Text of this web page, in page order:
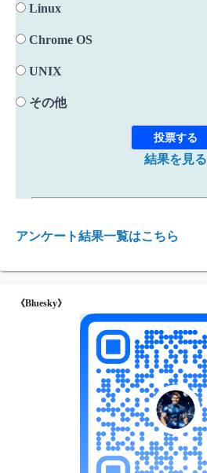
Linux
Chrome OS
UNIX
その他
結果を見る
アンケート結果一覧はこちら
《Bluesky》